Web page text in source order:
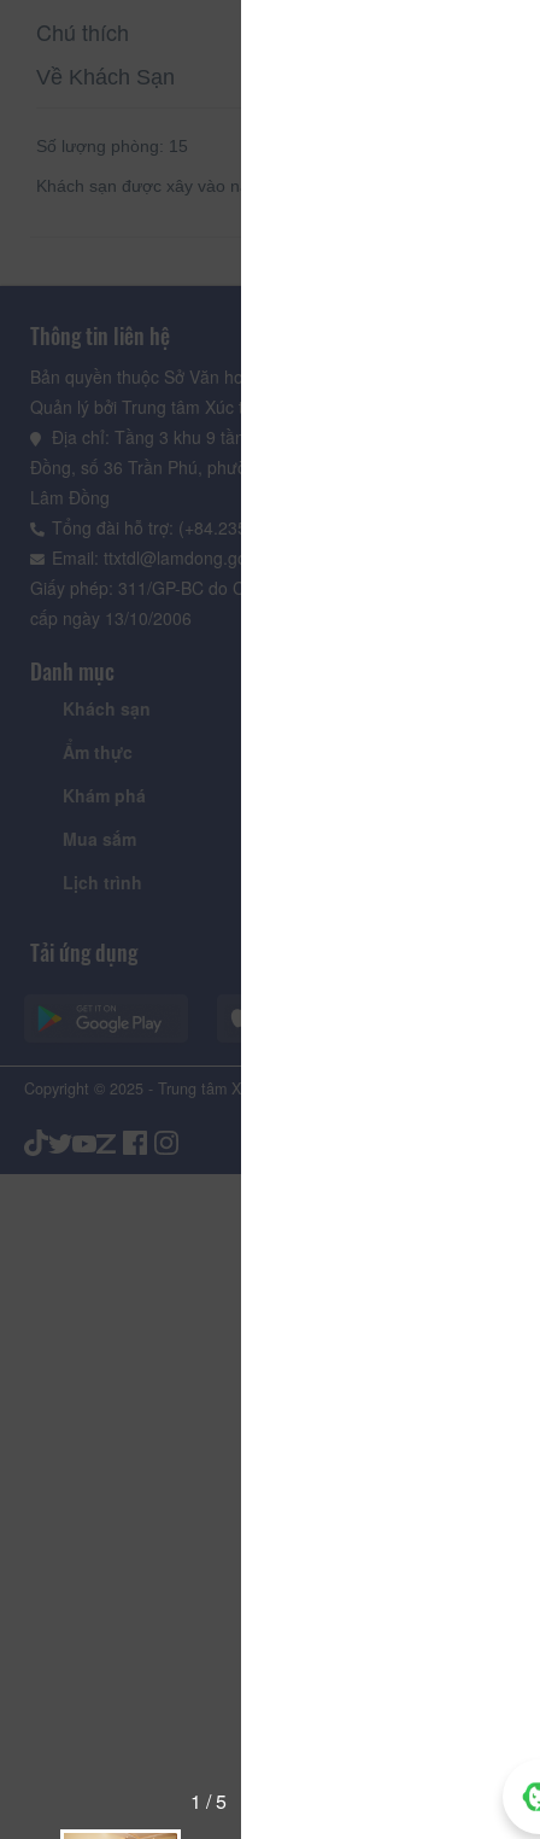
Chú thích
Về Khách Sạn
Số lượng phòng: 15
Khách sạn được xây vào năm:
1 / 5
Thông tin liên hệ
Bản quyền thuộc Sở Văn hoá, Thể thao và Du lịch Lâm Đồng.
Quản lý bởi Trung tâm Xúc tiến Du lịch Lâm Đồng
Địa chỉ: Tầng 3 khu 9 tầng, Trung tâm Hành chính tỉnh Lâm
Đồng, số 36 Trần Phú, phường Xuân Hương - Đà Lạt, tỉnh
Lâm Đồng
Tổng đài hỗ trợ: (+84.235) 3.916.961
Email: ttxtdl@lamdong.gov.vn
Giấy phép: 311/GP-BC do Cục Báo chí - Bộ Văn hóa Thông tin
cấp ngày 13/10/2006
Danh mục
Khách sạn
Ẩm thực
Khám phá
Mua sắm
Lịch trình
Tải ứng dụng
Copyright © 2025 - Trung tâm Xúc tiến Du lịch Tỉnh Lâm Đồng